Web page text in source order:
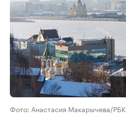
Фото: Анастасия Макарычева/РБК